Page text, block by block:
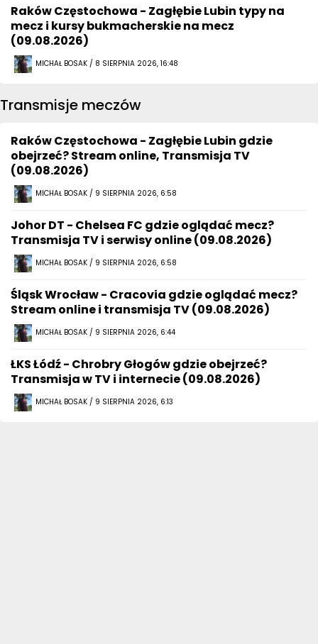
Raków Częstochowa - Zagłębie Lubin typy na
mecz i kursy bukmacherskie na mecz
(09.08.2026)
MICHAŁ BOSAK / 8 SIERPNIA 2026, 16:48
Transmisje meczów
Raków Częstochowa - Zagłębie Lubin gdzie
obejrzeć? Stream online, Transmisja TV
(09.08.2026)
MICHAŁ BOSAK / 9 SIERPNIA 2026, 6:58
Johor DT - Chelsea FC gdzie oglądać mecz?
Transmisja TV i serwisy online (09.08.2026)
MICHAŁ BOSAK / 9 SIERPNIA 2026, 6:58
Śląsk Wrocław - Cracovia gdzie oglądać mecz?
Stream online i transmisja TV (09.08.2026)
MICHAŁ BOSAK / 9 SIERPNIA 2026, 6:44
ŁKS Łódź - Chrobry Głogów gdzie obejrzeć?
Transmisja w TV i internecie (09.08.2026)
MICHAŁ BOSAK / 9 SIERPNIA 2026, 6:13